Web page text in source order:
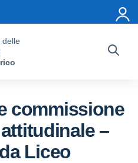
delle
commissione
–
Liceo